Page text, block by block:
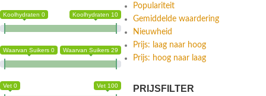
Koolhydraten 0 Koolhydraten 10
Waarvan Suikers 0 Waarvan Suikers 29
Vet 0 Vet 100
Populariteit
Gemiddelde waardering
Nieuwheid
Prijs: laag naar hoog
Prijs: hoog naar laag
PRIJSFILTER